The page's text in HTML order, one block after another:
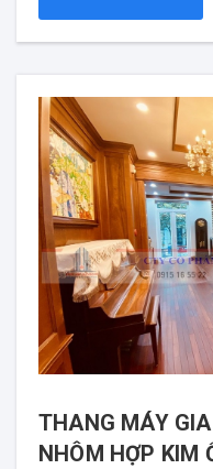
THANG MÁY
NHÔM HỢP KIM